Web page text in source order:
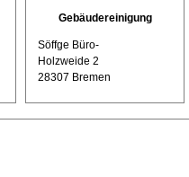
Gebäudereinigung
Söffge Büro-
Holzweide 2
28307 Bremen